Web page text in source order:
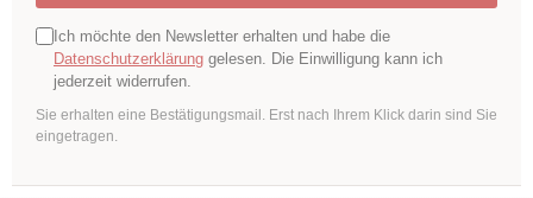
Ich möchte den Newsletter erhalten und habe die
Datenschutzerklärung gelesen. Die Einwilligung kann ich
jederzeit widerrufen.
Sie erhalten eine Bestätigungsmail. Erst nach Ihrem Klick darin sind Sie
eingetragen.